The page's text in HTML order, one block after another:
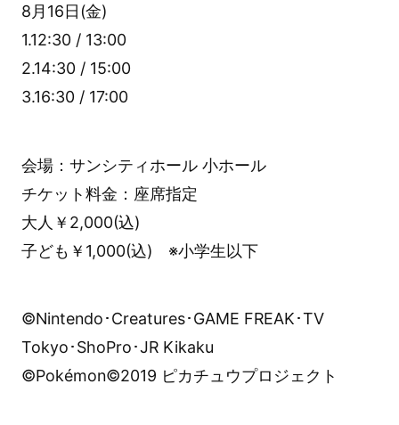
8月16日(金)
1.12:30 / 13:00
2.14:30 / 15:00
3.16:30 / 17:00
会場：サンシティホール 小ホール
チケット料金：座席指定
大人￥2,000(込)
子ども￥1,000(込) ※小学生以下
©Nintendo･Creatures･GAME FREAK･TV
Tokyo･ShoPro･JR Kikaku
©Pokémon©2019 ピカチュウプロジェクト